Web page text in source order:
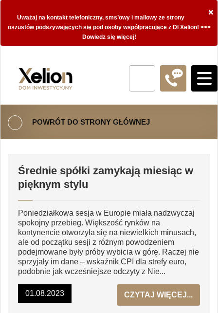
×
Uważaj na kontakt telefoniczny, sms’owy i mailowy ze strony
oszustów podszywających się pod osoby współpracujące z DI Xelion! >>>
Dowiedz się więcej!
POWRÓT DO STRONY GŁÓWNEJ
Średnie spółki zamykają miesiąc w
pięknym stylu
Poniedziałkowa sesja w Europie miała nadzwyczaj
spokojny przebieg. Większość rynków na
kontynencie otworzyła się na niewielkich minusach,
ale od początku sesji z różnym powodzeniem
podejmowane były próby wybicia w górę. Raczej nie
sprzyjały im dane – wskaźnik CPI dla strefy euro,
podobnie jak wcześniejsze odczyty z Nie...
01.08.2023 CZYTAJ WIĘCEJ...